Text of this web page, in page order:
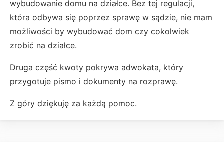
wybudowanie domu na działce. Bez tej regulacji,
która odbywa się poprzez sprawę w sądzie, nie mam
możliwości by wybudować dom czy cokolwiek
zrobić na działce.
Druga część kwoty pokrywa adwokata, który
przygotuje pismo i dokumenty na rozprawę.
Z góry dziękuję za każdą pomoc.